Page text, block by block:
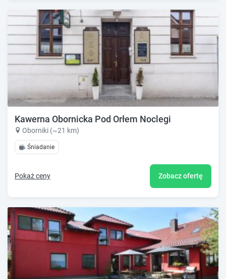
Kawerna Obornicka Pod Orłem Noclegi
Oborniki (~21 km)
Śniadanie
Pokaż ceny Zobacz ofertę